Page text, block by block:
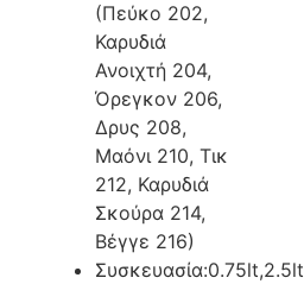
(Πεύκο 202,
Καρυδιά
Ανοιχτή 204,
Όρεγκον 206,
Δρυς 208,
Μαόνι 210, Τικ
212, Καρυδιά
Σκούρα 214,
Βέγγε 216)
Συσκευασία:0.75lt,2.5lt